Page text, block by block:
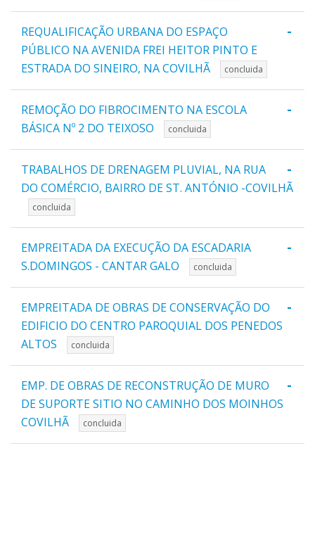
-
REQUALIFICAÇÃO URBANA DO ESPAÇO
PÚBLICO NA AVENIDA FREI HEITOR PINTO E
ESTRADA DO SINEIRO, NA COVILHÃ
concluida
-
REMOÇÃO DO FIBROCIMENTO NA ESCOLA
BÁSICA Nº 2 DO TEIXOSO
concluida
-
TRABALHOS DE DRENAGEM PLUVIAL, NA RUA
DO COMÉRCIO, BAIRRO DE ST. ANTÓNIO -COVILHÃ
concluida
-
EMPREITADA DA EXECUÇÃO DA ESCADARIA
S.DOMINGOS - CANTAR GALO
concluida
-
EMPREITADA DE OBRAS DE CONSERVAÇÃO DO
EDIFICIO DO CENTRO PAROQUIAL DOS PENEDOS
ALTOS
concluida
-
EMP. DE OBRAS DE RECONSTRUÇÃO DE MURO
DE SUPORTE SITIO NO CAMINHO DOS MOINHOS
COVILHÃ
concluida